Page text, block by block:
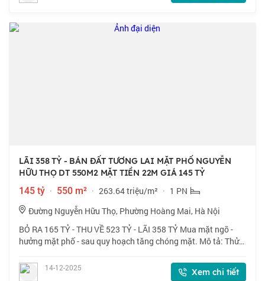
LÃI 358 TỶ - BÁN ĐẤT TƯƠNG LAI MẶT PHỐ NGUYỄN
HỮU THỌ DT 550M2 MẶT TIỀN 22M GIÁ 145 TỶ
145 tỷ · 550 m² · 263.64 triệu/m² · 1 PN
Đường Nguyễn Hữu Thọ, Phường Hoàng Mai, Hà Nội
BỎ RA 165 TỶ - THU VỀ 523 TỶ - LÃI 358 TỶ Mua mặt ngõ -
hưởng mặt phố - sau quy hoạch tăng chóng mặt. Mô tả: Thửa
là đường Bao ven Hồ nhà mì
14-12-2025 Xem chi tiết